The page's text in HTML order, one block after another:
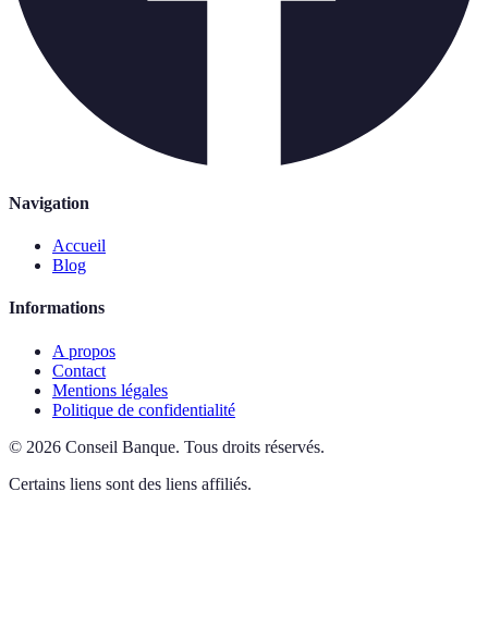
Navigation
Accueil
Blog
Informations
A propos
Contact
Mentions légales
Politique de confidentialité
© 2026 Conseil Banque. Tous droits réservés.
Certains liens sont des liens affiliés.